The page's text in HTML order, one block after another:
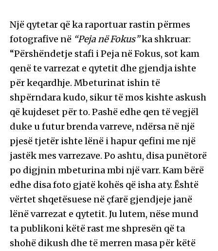
Një qytetar që ka raportuar rastin përmes
fotografive në “Peja në Fokus”ka shkruar:
“Përshëndetje stafi i Peja në Fokus, sot kam
qenë te varrezat e qytetit dhe gjendja ishte
për keqardhje. Mbeturinat ishin të
shpërndara kudo, sikur të mos kishte askush
që kujdeset për to. Pashë edhe qen të vegjël
duke u futur brenda varreve, ndërsa në një
pjesë tjetër ishte lënë i hapur qefini me një
jastëk mes varrezave. Po ashtu, disa punëtorë
po digjnin mbeturina mbi një varr. Kam bërë
edhe disa foto gjatë kohës që isha aty. Është
vërtet shqetësuese në çfarë gjendjeje janë
lënë varrezat e qytetit. Ju lutem, nëse mund
ta publikoni këtë rast me shpresën që ta
shohë dikush dhe të merren masa për këtë